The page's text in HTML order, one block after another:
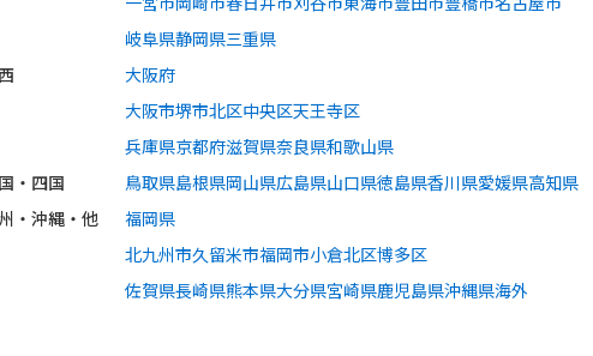
岐阜県静岡県三重県
大阪府
大阪市堺市北区中央区天王寺区
兵庫県京都府滋賀県奈良県和歌山県
・四国
鳥取県島根県岡山県広島県山口県徳島県香川県愛媛県高知県
・沖縄・他
福岡県
北九州市久留米市福岡市小倉北区博多区
佐賀県長崎県熊本県大分県宮崎県鹿児島県沖縄県海外